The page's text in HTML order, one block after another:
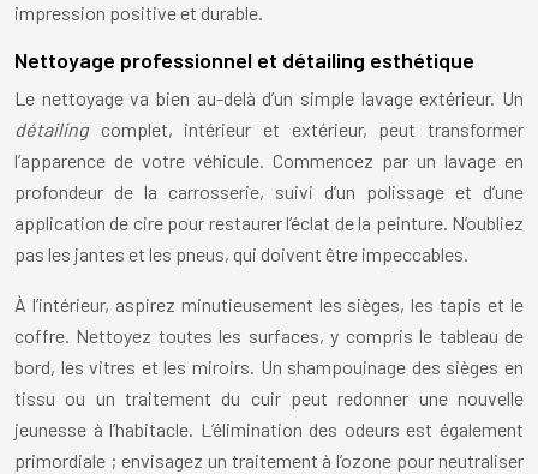
impression positive et durable.
Nettoyage professionnel et détailing esthétique
Le nettoyage va bien au-delà d’un simple lavage extérieur. Un
détailingcomplet, intérieur et extérieur, peut transformer
l’apparence de votre véhicule. Commencez par un lavage en
profondeur de la carrosserie, suivi d’un polissage et d’une
application de cire pour restaurer l’éclat de la peinture. N’oubliez
pas les jantes et les pneus, qui doivent être impeccables.
À l’intérieur, aspirez minutieusement les sièges, les tapis et le
coffre. Nettoyez toutes les surfaces, y compris le tableau de
bord, les vitres et les miroirs. Un shampouinage des sièges en
tissu ou un traitement du cuir peut redonner une nouvelle
jeunesse à l’habitacle. L’élimination des odeurs est également
primordiale ; envisagez un traitement à l’ozone pour neutraliser